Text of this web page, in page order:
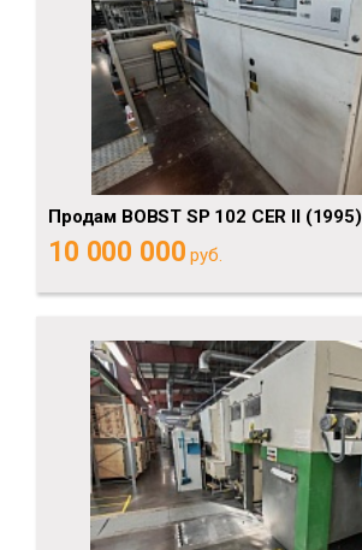
Продам BOBST SP 102 CER II (1995)
10 000 000 руб.